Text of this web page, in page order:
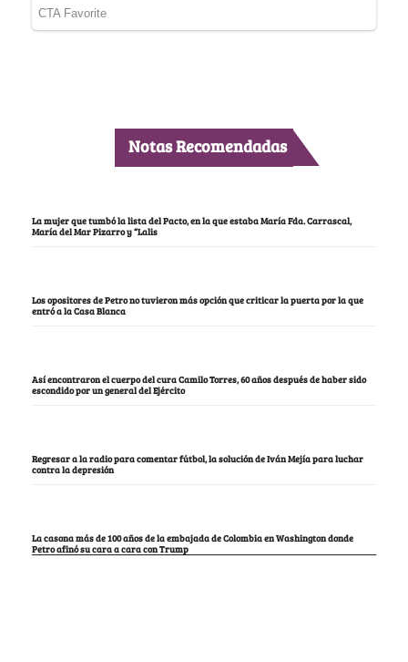
Notas Recomendadas
La mujer que tumbó la lista del Pacto, en la que estaba María Fda. Carrascal,
María del Mar Pizarro y “Lalis
Los opositores de Petro no tuvieron más opción que criticar la puerta por la que
entró a la Casa Blanca
Así encontraron el cuerpo del cura Camilo Torres, 60 años después de haber sido
escondido por un general del Ejército
Regresar a la radio para comentar fútbol, la solución de Iván Mejía para luchar
contra la depresión
La casona más de 100 años de la embajada de Colombia en Washington donde
Petro afinó su cara a cara con Trump